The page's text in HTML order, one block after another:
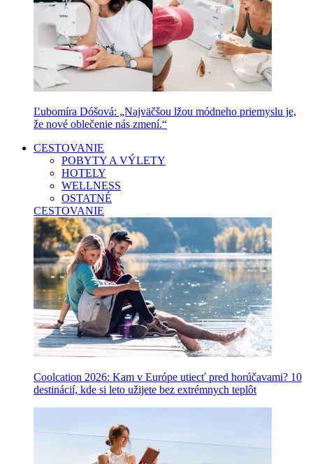
Ľubomíra Dóšová: „Najväčšou lžou módneho priemyslu je,
že nové oblečenie nás zmení.“
CESTOVANIE
POBYTY A VÝLETY
HOTELY
WELLNESS
OSTATNÉ
CESTOVANIE
Coolcation 2026: Kam v Európe utiecť pred horúčavami? 10
destinácií, kde si leto užijete bez extrémnych teplôt